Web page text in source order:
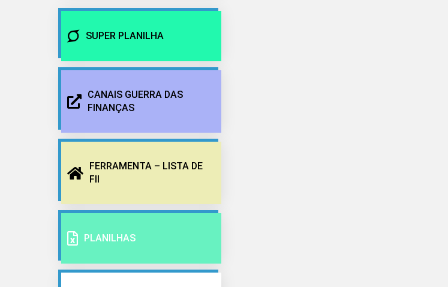
SUPER PLANILHA
CANAIS GUERRA DAS
FINANÇAS
FERRAMENTA – LISTA DE
FII
PLANILHAS